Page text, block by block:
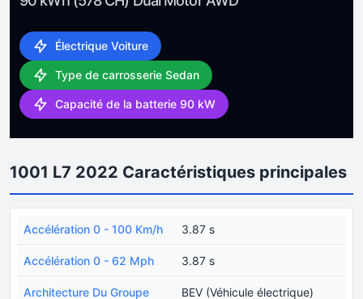
Électrique Voiture
Type de carrosserie Sedan
Capacité de la batterie 90 kW
1001 L7 2022 Caractéristiques principales
Accélération 0 - 100 Km/h 3.87 s
Accélération 0 - 62 Mph 3.87 s
Architecture Du Groupe
BEV (Véhicule électrique)